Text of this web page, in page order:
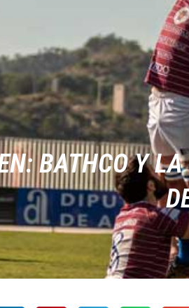
BATHCO Y